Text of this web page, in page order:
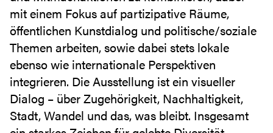
mit einem Fokus auf partizipative Räume,
öffentlichen Kunstdialog und politische/soziale
Themen arbeiten, sowie dabei stets lokale
ebenso wie internationale Perspektiven
integrieren. Die Ausstellung ist ein visueller
Dialog – über Zugehörigkeit, Nachhaltigkeit,
Stadt, Wandel und das, was bleibt. Insgesamt